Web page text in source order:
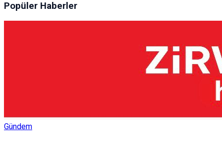
Popüler Haberler
Gündem